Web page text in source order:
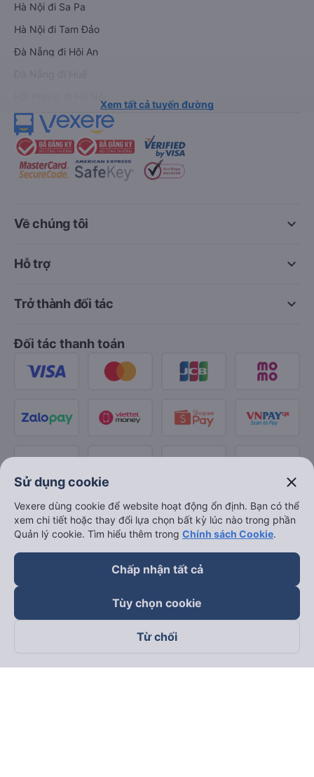
Hà Nội đi Sa Pa
Hà Nội đi Tam Đảo
Đà Nẵng đi Hội An
Xem tất cả tuyến đường
keyboard_arrow_down
Về chúng tôi
keyboard_arrow_down
Hỗ trợ
keyboard_arrow_down
Trở thành đối tác
Đối tác thanh toán
Theo dõi chúng tôi trên
Sử dụng cookie close
Vexere dùng cookie để website hoạt động ổn định. Bạn có thể
xem chi tiết hoặc thay đổi lựa chọn bất kỳ lúc nào trong phần
Quản lý cookie. Tìm hiểu thêm trong Chính sách Cookie.
Chấp nhận tất cả
Tùy chọn cookie
Từ chối